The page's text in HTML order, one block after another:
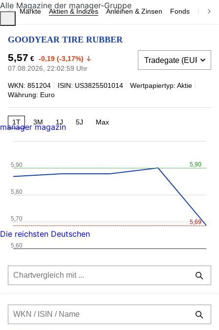
Märkte Aktien & Indizes Anleihen & Zinsen Fonds
GOODYEAR TIRE RUBBER
5,57 € -0,19 (-3,17%)
07.08.2026, 22:02:59 Uhr
WKN: 851204 ISIN: US3825501014
Wertpapiertyp: Aktie
Währung: Euro
1T 3M 1J 5J Max
5,90
5,69
5,60
5,70
5,80
5,90
Alle Magazine der manager-Gruppe
manager magazin
Die reichsten Deutschen